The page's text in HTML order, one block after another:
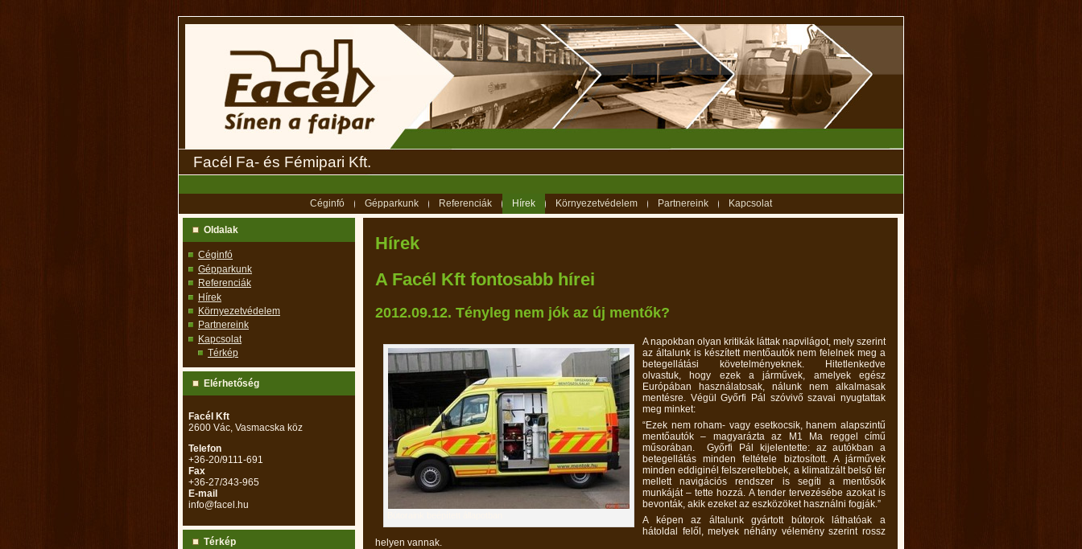
Facél Fa- és Fémipari Kft.
Céginfó Gépparkunk Referenciák Hírek Környezetvédelem Partnereink Kapcsolat
Oldalak
Céginfó
Gépparkunk
Referenciák
Hírek
Környezetvédelem
Partnereink
Kapcsolat
Térkép
Elérhetőség
Facél Kft
2600 Vác, Vasmacska köz
Telefon
+36-20/9111-691
Fax
+36-27/343-965
E-mail
info@facel.hu
Térkép
Hírek
A Facél Kft fontosabb hírei
2012.09.12. Tényleg nem jók az új mentők?
A napokban olyan kritikák láttak napvilágot, mely szerint
az általunk is készített mentőautók nem felelnek meg a
betegellátási követelményeknek. Hitetlenkedve
olvastuk, hogy ezek a járművek, amelyek egész
Európában használatosak, nálunk nem alkalmasak
mentésre. Végül Győrfi Pál szóvivő szavai nyugtattak
meg minket:
“Ezek nem roham- vagy esetkocsik, hanem alapszintű
mentőautók – magyarázta az M1 Ma reggel című
műsorában. Győrfi Pál kijelentette: az autókban a
betegellátás minden feltétele biztosított. A járművek
minden eddiginél felszereltebbek, a klimatizált belső tér
mellett navigációs rendszer is segíti a mentősök
munkáját – tette hozzá. A tender tervezésébe azokat is
bevonták, akik ezeket az eszközöket használni fogják.”
A képen az általunk gyártott bútorok láthatóak a
hátoldal felől, melyek néhány vélemény szerint rossz
helyen vannak.